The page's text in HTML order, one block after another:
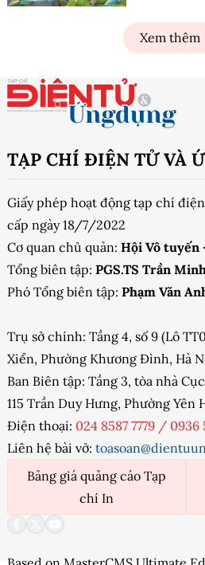
Xem thêm
TẠP CHÍ ĐIỆN TỬ VÀ
Giấy phép hoạt động tạp chí
cấp ngày 18/7/2022
Cơ quan chủ quản: Hội Vô
Tổng biên tập: PGS.TS Trần
Phó Tổng biên tập: Phạm Văn
Trụ sở chính: Tầng 4, số 9 (Lô
Xiển, Phường Khương Đình, Hà
Ban Biên tập: Tầng 3, tòa nhà
115 Trần Duy Hưng, Phường Yên
Điện thoại: 024 8587 7779 / 0936
Liên hệ bài vở:
Bảng giá quảng cáo Tạp
chí In